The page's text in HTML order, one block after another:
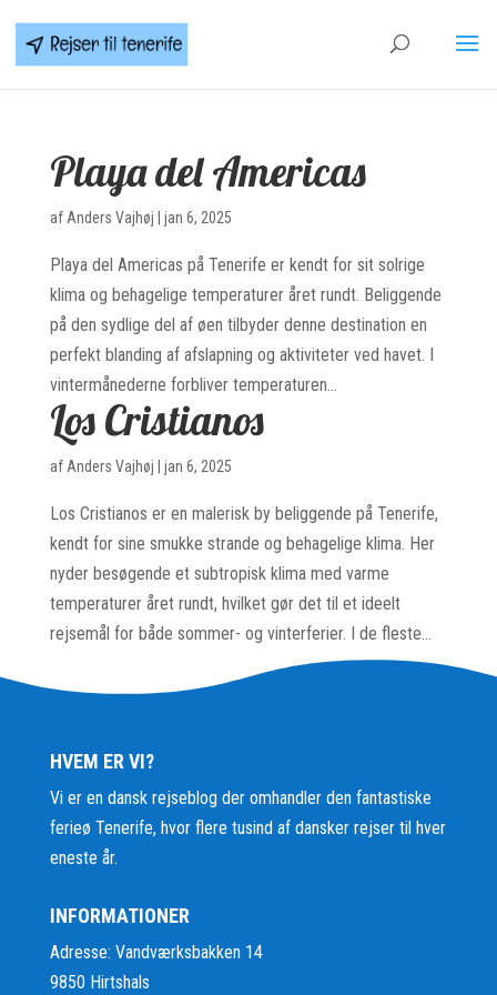
Playa del Americas
af Anders Vajhøj jan 6, 2025
Playa del Americas på Tenerife er kendt for sit solrige
klima og behagelige temperaturer året rundt. Beliggende
på den sydlige del af øen tilbyder denne destination en
perfekt blanding af afslapning og aktiviteter ved havet. I
vintermånederne forbliver temperaturen...
Los Cristianos
af Anders Vajhøj jan 6, 2025
Los Cristianos er en malerisk by beliggende på Tenerife,
kendt for sine smukke strande og behagelige klima. Her
nyder besøgende et subtropisk klima med varme
temperaturer året rundt, hvilket gør det til et ideelt
rejsemål for både sommer- og vinterferier. I de fleste...
HVEM ER VI?
Vi er en dansk rejseblog der omhandler den fantastiske
ferieø Tenerife, hvor flere tusind af dansker rejser til hver
eneste år.
INFORMATIONER
Adresse: Vandværksbakken 14
9850 Hirtshals